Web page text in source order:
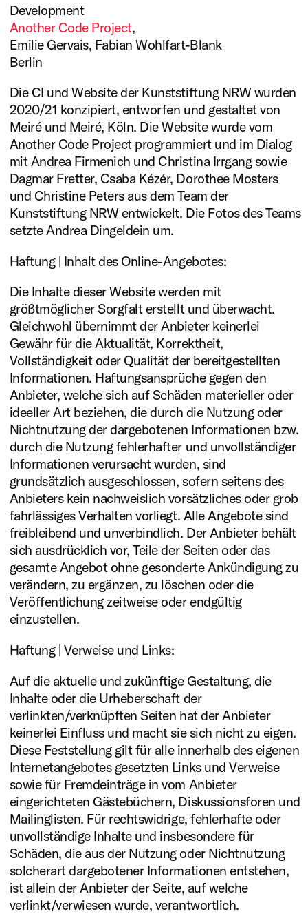
Development
Another Code Project,
Emilie Gervais, Fabian Wohlfart-Blank
Berlin
Die CI und Website der Kunststiftung NRW wurden
2020/21 konzipiert, entworfen und gestaltet von
Meiré und Meiré, Köln. Die Website wurde vom
Another Code Project programmiert und im Dialog
mit Andrea Firmenich und Christina Irrgang sowie
Dagmar Fretter, Csaba Kézér, Dorothee Mosters
und Christine Peters aus dem Team der
Kunststiftung NRW entwickelt. Die Fotos des Teams
setzte Andrea Dingeldein um.
Haftung | Inhalt des Online-Angebotes:
Die Inhalte dieser Website werden mit
größtmöglicher Sorgfalt erstellt und überwacht.
Gleichwohl übernimmt der Anbieter keinerlei
Gewähr für die Aktualität, Korrektheit,
Vollständigkeit oder Qualität der bereitgestellten
Informationen. Haftungsansprüche gegen den
Anbieter, welche sich auf Schäden materieller oder
ideeller Art beziehen, die durch die Nutzung oder
Nichtnutzung der dargebotenen Informationen bzw.
durch die Nutzung fehlerhafter und unvollständiger
Informationen verursacht wurden, sind
grundsätzlich ausgeschlossen, sofern seitens des
Anbieters kein nachweislich vorsätzliches oder grob
fahrlässiges Verhalten vorliegt. Alle Angebote sind
freibleibend und unverbindlich. Der Anbieter behält
sich ausdrücklich vor, Teile der Seiten oder das
gesamte Angebot ohne gesonderte Ankündigung zu
verändern, zu ergänzen, zu löschen oder die
Veröffentlichung zeitweise oder endgültig
einzustellen.
Haftung | Verweise und Links:
Auf die aktuelle und zukünftige Gestaltung, die
Inhalte oder die Urheberschaft der
verlinkten/verknüpften Seiten hat der Anbieter
keinerlei Einfluss und macht sie sich nicht zu eigen.
Diese Feststellung gilt für alle innerhalb des eigenen
Internetangebotes gesetzten Links und Verweise
sowie für Fremdeinträge in vom Anbieter
eingerichteten Gästebüchern, Diskussionsforen und
Mailinglisten. Für rechtswidrige, fehlerhafte oder
unvollständige Inhalte und insbesondere für
Schäden, die aus der Nutzung oder Nichtnutzung
solcherart dargebotener Informationen entstehen,
ist allein der Anbieter der Seite, auf welche
verlinkt/verwiesen wurde, verantwortlich.